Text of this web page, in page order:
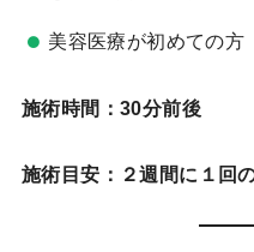
美容医療が初めての方
施術時間：30分前後
施術目安：２週間に１回